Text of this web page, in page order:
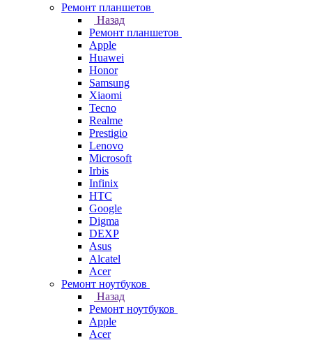
Ремонт планшетов
Назад
Ремонт планшетов
Apple
Huawei
Honor
Samsung
Xiaomi
Tecno
Realme
Prestigio
Lenovo
Microsoft
Irbis
Infinix
HTC
Google
Digma
DEXP
Asus
Alcatel
Acer
Ремонт ноутбуков
Назад
Ремонт ноутбуков
Apple
Acer